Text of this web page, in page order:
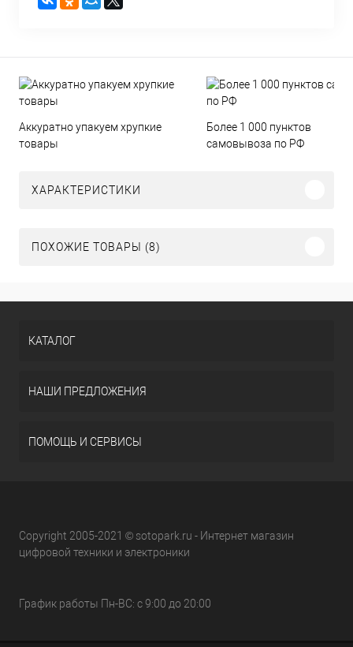
Аккуратно упакуем хрупкие
товары
Более 1 000 пунктов
самовывоза по РФ
ХАРАКТЕРИСТИКИ
ПОХОЖИЕ ТОВАРЫ (8)
КАТАЛОГ
НАШИ ПРЕДЛОЖЕНИЯ
ПОМОЩЬ И СЕРВИСЫ
Copyright 2005-2021 © sotopark.ru - Интернет магазин
цифровой техники и электроники
График работы Пн-ВС: с 9:00 до 20:00